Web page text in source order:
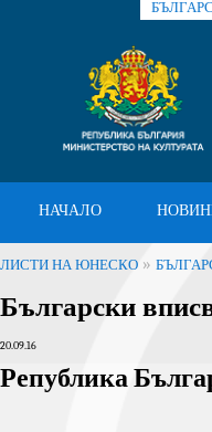
НАЧАЛО
ЛИСТИ НА ЮНЕСКО »
Български
20.09.16
Република